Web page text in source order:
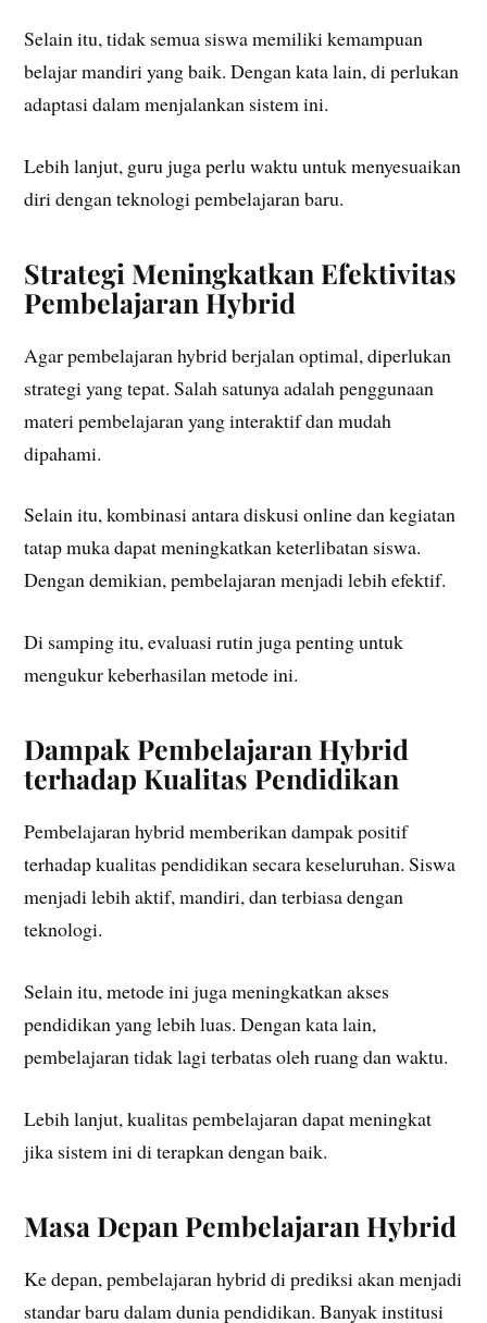
Selain itu, tidak semua siswa memiliki kemampuan
belajar mandiri yang baik. Dengan kata lain, di perlukan
adaptasi dalam menjalankan sistem ini.
Lebih lanjut, guru juga perlu waktu untuk menyesuaikan
diri dengan teknologi pembelajaran baru.
Strategi Meningkatkan Efektivitas
Pembelajaran Hybrid
Agar pembelajaran hybrid berjalan optimal, diperlukan
strategi yang tepat. Salah satunya adalah penggunaan
materi pembelajaran yang interaktif dan mudah
dipahami.
Selain itu, kombinasi antara diskusi online dan kegiatan
tatap muka dapat meningkatkan keterlibatan siswa.
Dengan demikian, pembelajaran menjadi lebih efektif.
Di samping itu, evaluasi rutin juga penting untuk
mengukur keberhasilan metode ini.
Dampak Pembelajaran Hybrid
terhadap Kualitas Pendidikan
Pembelajaran hybrid memberikan dampak positif
terhadap kualitas pendidikan secara keseluruhan. Siswa
menjadi lebih aktif, mandiri, dan terbiasa dengan
teknologi.
Selain itu, metode ini juga meningkatkan akses
pendidikan yang lebih luas. Dengan kata lain,
pembelajaran tidak lagi terbatas oleh ruang dan waktu.
Lebih lanjut, kualitas pembelajaran dapat meningkat
jika sistem ini di terapkan dengan baik.
Masa Depan Pembelajaran Hybrid
Ke depan, pembelajaran hybrid di prediksi akan menjadi
standar baru dalam dunia pendidikan. Banyak institusi